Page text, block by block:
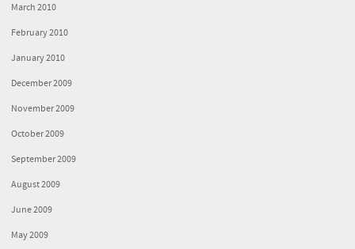
March 2010
February 2010
January 2010
December 2009
November 2009
October 2009
September 2009
August 2009
June 2009
May 2009